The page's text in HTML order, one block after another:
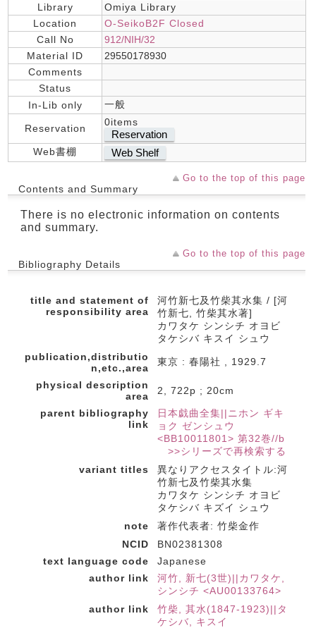
Library
Omiya Library
Location
O-SeikoB2F Closed
Call No
912/NIH/32
Material ID
29550178930
Comments
Status
In-Lib only
一般
Reservation
0items
Reservation
Web書棚 Web Shelf
Go to the top of this page
Contents and Summary
There is no electronic information on contents
and summary.
Go to the top of this page
Bibliography Details
title and statement of
responsibility area
河竹新七及竹柴其水集 / [河
竹新七, 竹柴其水著]
カワタケ シンシチ オヨビ
タケシバ キスイ シュウ
publication,distributio
n,etc.,area
東京 : 春陽社 , 1929.7
physical description
area
2, 722p ; 20cm
parent bibliography
link
日本戯曲全集||ニホン ギキ
ョク ゼンシュウ
<BB10011801> 第32巻//b
>>シリーズで再検索する
variant titles
異なりアクセスタイトル:河
竹新七及竹柴其水集
カワタケ シンシチ オヨビ
タケシバ キズイ シュウ
note
著作代表者: 竹柴金作
NCID
BN02381308
text language code
Japanese
author link
河竹, 新七(3世)||カワタケ,
シンシチ <AU00133764>
author link
竹柴, 其水(1847-1923)||タ
ケシバ, キスイ